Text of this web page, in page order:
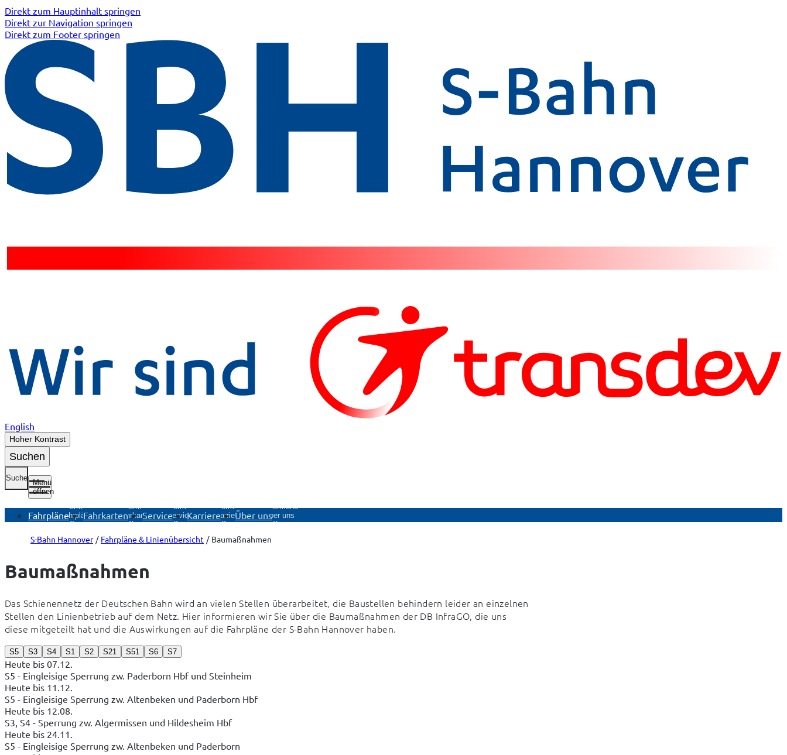
Direkt zum Hauptinhalt springen
Direkt zur Navigation springen
Direkt zum Footer springen
English
Hoher Kontrast
Suchen
Suche
Menü
öffnen
Fahrpläne
Untermenü
Fahrpläne
öffnen
Fahrkarten
Untermenü
Fahrkarten
öffnen
Service
Untermenü
Service
öffnen
Karriere
Untermenü
Karriere
öffnen
Über uns
Untermenü
Über uns
öffnen
S-Bahn Hannover Fahrpläne & Linienübersicht Baumaßnahmen
Baumaßnahmen
Das Schienennetz der Deutschen Bahn wird an vielen Stellen überarbeitet, die Baustellen behindern leider an einzelnen
Stellen den Linienbetrieb auf dem Netz. Hier informieren wir Sie über die Baumaßnahmen der DB InfraGO, die uns
diese mitgeteilt hat und die Auswirkungen auf die Fahrpläne der S-Bahn Hannover haben.
S5 S3 S4 S1 S2 S21 S51 S6 S7
Heute bis 07.12.
S5 - Eingleisige Sperrung zw. Paderborn Hbf und Steinheim
Heute bis 11.12.
S5 - Eingleisige Sperrung zw. Altenbeken und Paderborn Hbf
Heute bis 12.08.
S3, S4 - Sperrung zw. Algermissen und Hildesheim Hbf
Heute bis 24.11.
S5 - Eingleisige Sperrung zw. Altenbeken und Paderborn